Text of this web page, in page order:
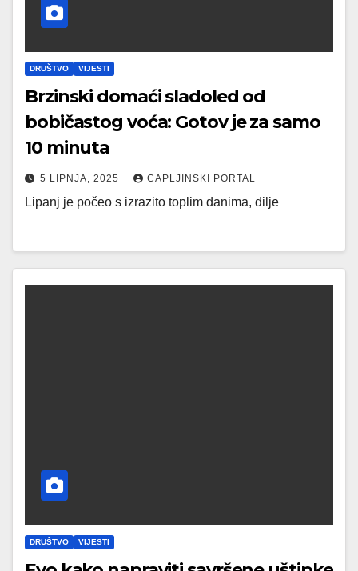
DRUŠTVO VIJESTI
Brzinski domaći sladoled od
bobičastog voća: Gotov je za samo
10 minuta
5 LIPNJA, 2025 CAPLJINSKI PORTAL
Lipanj je počeo s izrazito toplim danima, dilje
DRUŠTVO VIJESTI